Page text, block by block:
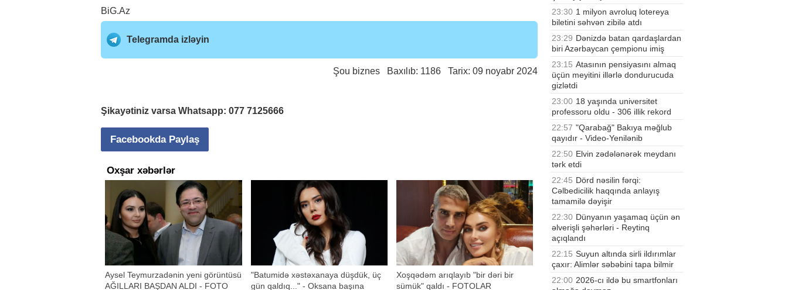
BiG.Az
Telegramda izləyin
Şou biznes Baxılıb: 1186 Tarix: 09 noyabr 2024
Şikayətiniz varsa Whatsapp: 077 7125666
Facebookda Paylaş
Oxşar xəbərlər
Aysel Teymurzadənin yeni görüntüsü
AĞILLARI BAŞDAN ALDI - FOTO
"Batumidə xəstəxanaya düşdük, üç
gün qaldıq..." - Oksana başına
Xoşqədəm arıqlayıb "bir dəri bir
sümük" qaldı - FOTOLAR
23:30 1 milyon avroluq lotereya
biletini səhvən zibilə atdı
23:29 Dənizdə batan qardaşlardan
biri Azərbaycan çempionu imiş
23:15 Atasının pensiyasını almaq
üçün meyitini illərlə dondurucuda
gizlətdi
23:00 18 yaşında universitet
professoru oldu - 306 illik rekord
22:57 "Qarabağ" Bakıya məğlub
qayıdır - Video-Yenilənib
22:50 Elvin zədələnərək meydanı
tərk etdi
22:45 Dörd nəsilin fərqi:
Cəlbedicilik haqqında anlayış
tamamilə dəyişir
22:30 Dünyanın yaşamaq üçün ən
əlverişli şəhərləri - Reytinq
açıqlandı
22:15 Suyun altında sirli ildırımlar
çaxır: Alimlər səbəbini tapa bilmir
22:00 2026-cı ildə bu smartfonları